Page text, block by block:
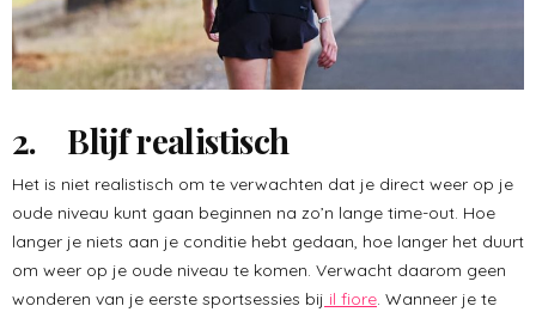
2. Blijf realistisch
Het is niet realistisch om te verwachten dat je direct weer op je
oude niveau kunt gaan beginnen na zo’n lange time-out. Hoe
langer je niets aan je conditie hebt gedaan, hoe langer het duurt
om weer op je oude niveau te komen. Verwacht daarom geen
wonderen van je eerste sportsessies bij il fiore . Wanneer je te